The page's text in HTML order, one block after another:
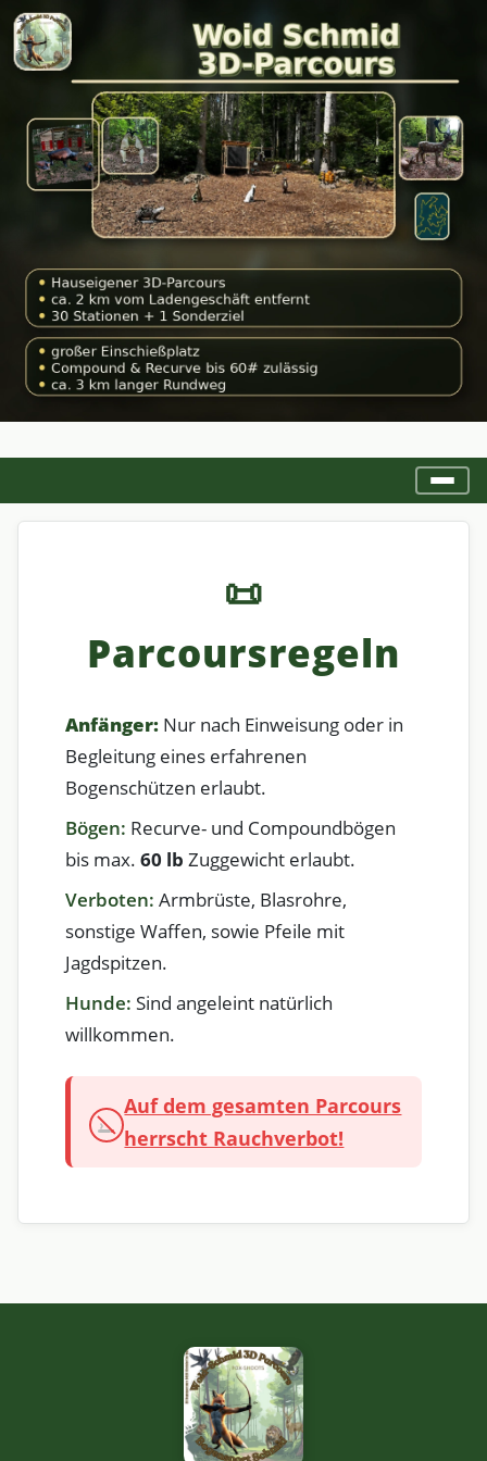
📜
Parcoursregeln
Anfänger: Nur nach Einweisung oder in
Begleitung eines erfahrenen
Bogenschützen erlaubt.
Bögen: Recurve- und Compoundbögen
bis max.60 lb Zuggewicht erlaubt.
Verboten: Armbrüste, Blasrohre,
sonstige Waffen, sowie Pfeile mit
Jagdspitzen.
Hunde: Sind angeleint natürlich
willkommen.
Auf dem gesamten Parcours
herrscht Rauchverbot!